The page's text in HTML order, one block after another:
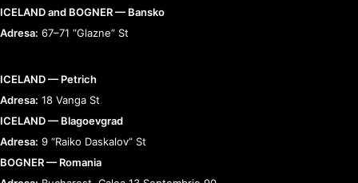
ICELAND and BOGNER — Bansko
Adresa: 67–71 “Glazne” St
ICELAND — Petrich
Adresa: 18 Vanga St
ICELAND — Blagoevgrad
Adresa: 9 “Raiko Daskalov” St
BOGNER — Romania